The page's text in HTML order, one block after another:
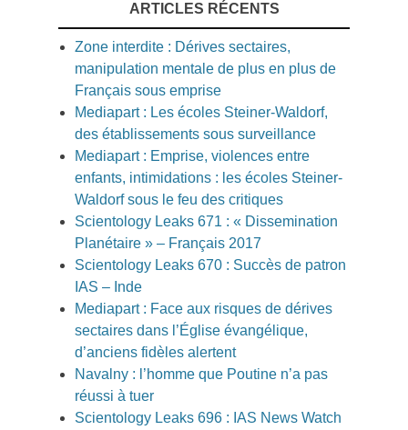
ARTICLES RÉCENTS
Zone interdite : Dérives sectaires,
manipulation mentale de plus en plus de
Français sous emprise
Mediapart : Les écoles Steiner-Waldorf,
des établissements sous surveillance
Mediapart : Emprise, violences entre
enfants, intimidations : les écoles Steiner-
Waldorf sous le feu des critiques
Scientology Leaks 671 : « Dissemination
Planétaire » – Français 2017
Scientology Leaks 670 : Succès de patron
IAS – Inde
Mediapart : Face aux risques de dérives
sectaires dans l’Église évangélique,
d’anciens fidèles alertent
Navalny : l’homme que Poutine n’a pas
réussi à tuer
Scientology Leaks 696 : IAS News Watch